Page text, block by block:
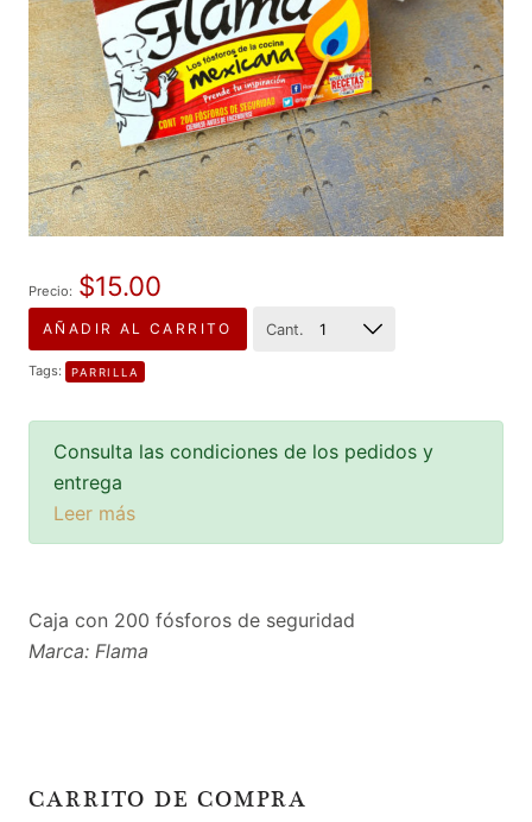
Precio: $15.00
AÑADIR AL CARRITO Cant.
Tags: PARRILLA
Consulta las condiciones de los pedidos y
entrega
Leer más
Caja con 200 fósforos de seguridad
Marca: Flama
CARRITO DE COMPRA